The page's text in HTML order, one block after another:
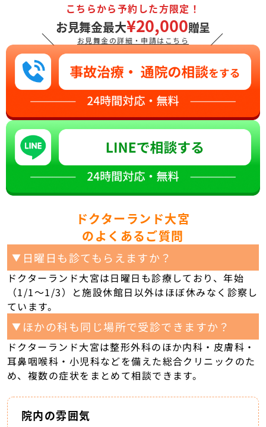
＼
こちらから予約した方限定！
お見舞金最大¥20,000贈呈
お見舞金の詳細・申請はこちら ／
ドクターランド大宮
のよくあるご質問
▼ 日曜日も診てもらえますか？
ドクターランド大宮は日曜日も診療しており、年始
（1/1〜1/3）と施設休館日以外はほぼ休みなく診察し
ています。
▼ ほかの科も同じ場所で受診できますか？
ドクターランド大宮は整形外科のほか内科・皮膚科・
耳鼻咽喉科・小児科などを備えた総合クリニックのた
め、複数の症状をまとめて相談できます。
院内の雰囲気